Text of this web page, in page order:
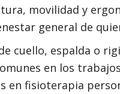
movilidad y
general de
cuello, espalda o
en los
en fisioterapia